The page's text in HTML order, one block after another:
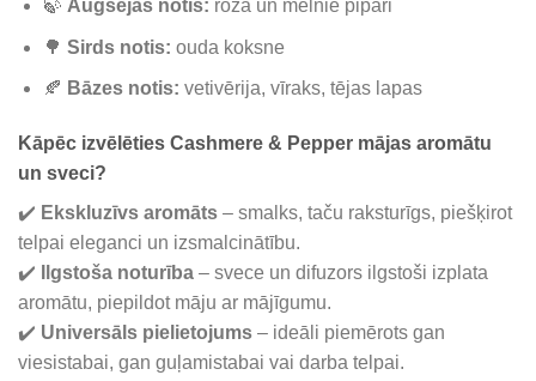
🍃 Augšējās notis: rozā un melnie pipari
🌳 Sirds notis: ouda koksne
🍂 Bāzes notis: vetivērija, vīraks, tējas lapas
Kāpēc izvēlēties Cashmere & Pepper mājas aromātu
un sveci?
✔️ Ekskluzīvs aromāts – smalks, taču raksturīgs, piešķirot
telpai eleganci un izsmalcinātību.
✔️
Ilgstoša noturība – svece un difuzors ilgstoši izplata
aromātu, piepildot māju ar mājīgumu.
✔️ Universāls pielietojums – ideāli piemērots gan
viesistabai, gan guļamistabai vai darba telpai.